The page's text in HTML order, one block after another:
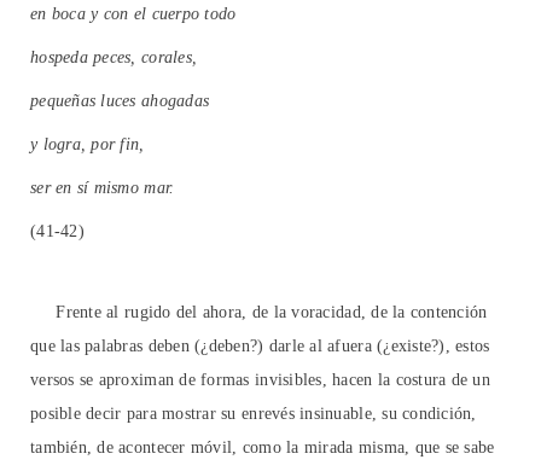
en boca y con el cuerpo todo
hospeda peces, corales,
pequeñas luces ahogadas
y logra, por fin,
ser en sí mismo mar.
(41-42)
Frente al rugido del ahora, de la voracidad, de la contención
que las palabras deben (¿deben?) darle al afuera (¿existe?), estos
versos se aproximan de formas invisibles, hacen la costura de un
posible decir para mostrar su enrevés insinuable, su condición,
también, de acontecer móvil, como la mirada misma, que se sabe